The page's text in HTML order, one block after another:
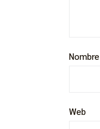
Nombre
Web